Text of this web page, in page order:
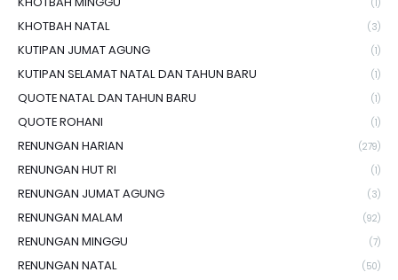
(1)
KHOTBAH NATAL (3)
KUTIPAN JUMAT AGUNG (1)
KUTIPAN SELAMAT NATAL DAN TAHUN BARU (1)
QUOTE NATAL DAN TAHUN BARU (1)
QUOTE ROHANI (1)
RENUNGAN HARIAN (279)
RENUNGAN HUT RI (1)
RENUNGAN JUMAT AGUNG (3)
RENUNGAN MALAM (92)
RENUNGAN MINGGU (7)
RENUNGAN NATAL (50)